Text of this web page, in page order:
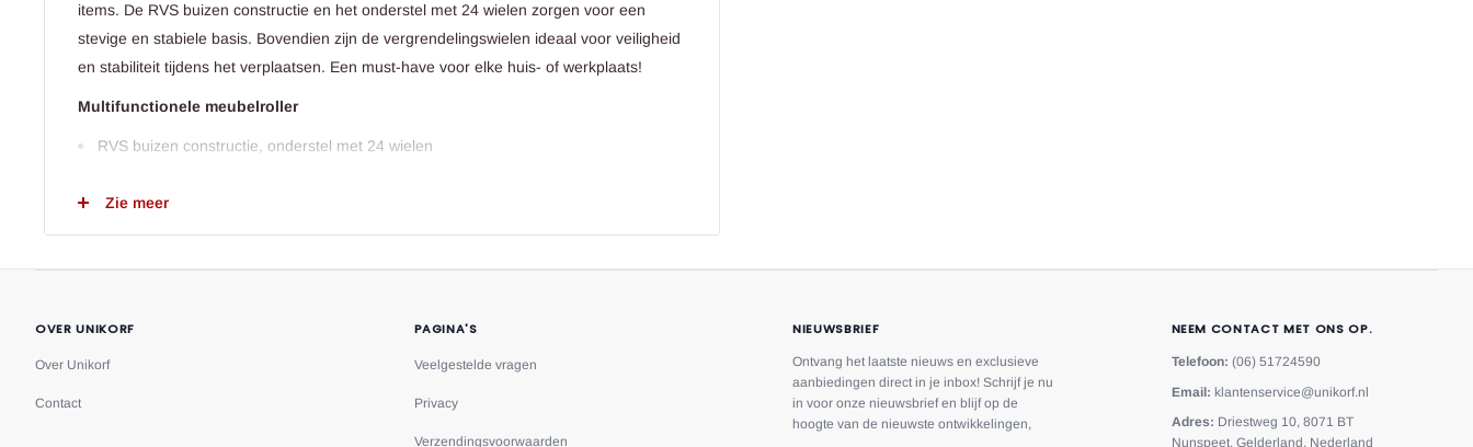
items. De RVS buizen constructie en het onderstel met 24 wielen zorgen voor een
stevige en stabiele basis. Bovendien zijn de vergrendelingswielen ideaal voor veiligheid
en stabiliteit tijdens het verplaatsen. Een must-have voor elke huis- of werkplaats!
Multifunctionele meubelroller
RVS buizen constructie, onderstel met 24 wielen
Veelzijdig geschikt: wasmachine, droger, koelkast, kast, plantenbak, etc.
Zie meer
OVER UNIKORF
Over Unikorf
Contact
PAGINA'S
Veelgestelde vragen
Privacy
Verzendingsvoorwaarden
NIEUWSBRIEF
Ontvang het laatste nieuws en exclusieve
aanbiedingen direct in je inbox! Schrijf je nu
in voor onze nieuwsbrief en blijf op de
hoogte van de nieuwste ontwikkelingen,
NEEM CONTACT MET ONS OP.
Telefoon: (06) 51724590
Email: klantenservice@unikorf.nl
Adres: Driestweg 10, 8071 BT
Nunspeet, Gelderland, Nederland